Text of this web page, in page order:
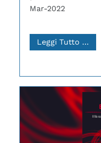
Mar-2022
Leggi Tutto …